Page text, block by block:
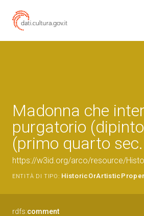
Madonna che
purgatorio
(primo quarto
https://w3id.org/arco/resource/
ENTITÀ DI TIPO:
rdfs:comment